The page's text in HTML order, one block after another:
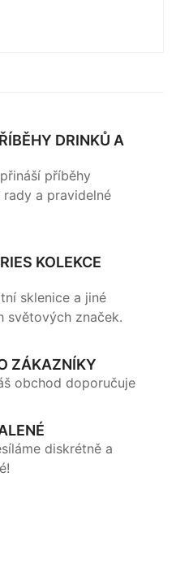
DRINKŮ A
příběhy
rady a pravidelné
KOLEKCE
sklenice a jiné
světových značek.
ZÁKAZNÍKY
obchod doporučuje
diskrétně a